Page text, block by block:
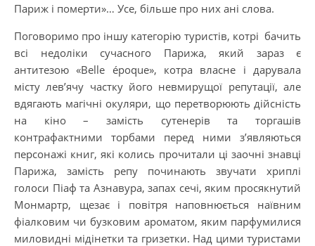
Париж і померти»… Усе, більше про них ані слова.
Поговоримо про іншу категорію туристів, котрі бачить
всі недоліки сучасного Парижа, який зараз є
антитезою «Belle époque», котра власне і дарувала
місту лев’ячу частку його невмирущої репутації, але
вдягають магічні окуляри, що перетворюють дійсність
на кіно – замість сутенерів та торгашів
контрафактними торбами перед ними з’являються
персонажі книг, які колись прочитали ці заочні знавці
Парижа, замість репу починають звучати хриплі
голоси Піаф та Азнавура, запах сечі, яким просякнутий
Монмартр, щезає і повітря наповнюється наївним
фіалковим чи бузковим ароматом, яким парфумилися
миловидні мідінетки та гризетки. Над цими туристами